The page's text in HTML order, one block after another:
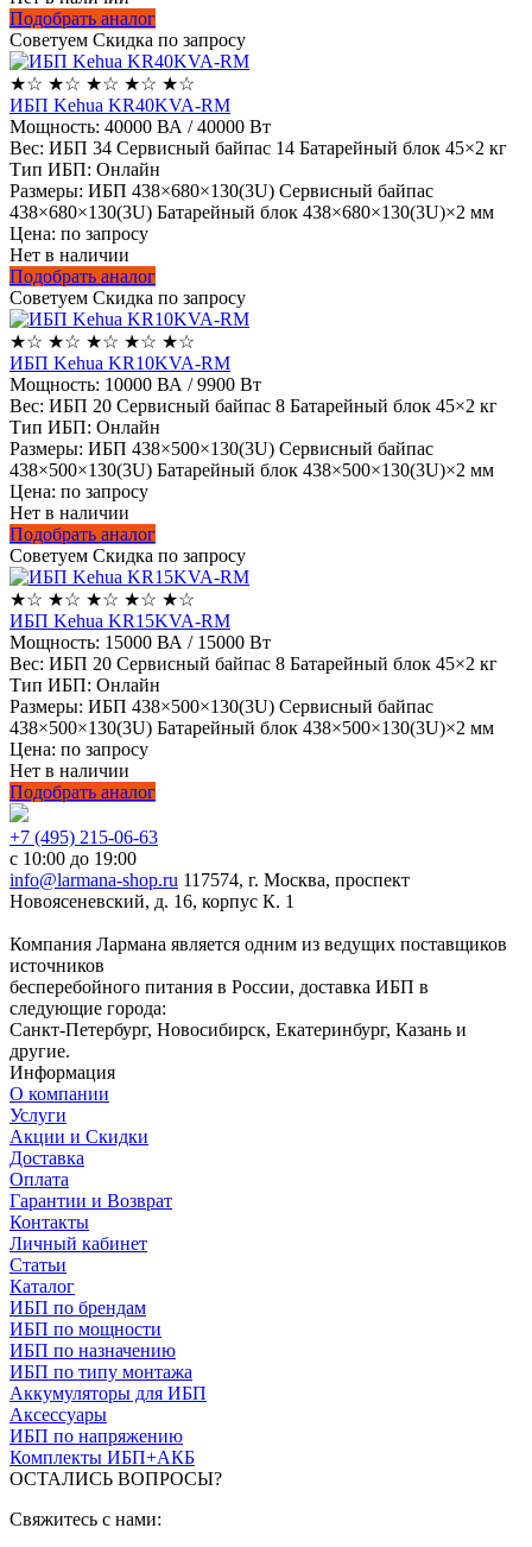
Подобрать аналог
Советуем Скидка по запросу
★☆ ★☆ ★☆ ★☆ ★☆
ИБП Kehua KR40KVA-RM
Мощность: 40000 ВА / 40000 Вт
Вес: ИБП 34 Сервисный байпас 14 Батарейный блок 45×2 кг
Тип ИБП: Онлайн
Размеры: ИБП 438×680×130(3U) Сервисный байпас
438×680×130(3U) Батарейный блок 438×680×130(3U)×2 мм
Цена: по запросу
Нет в наличии
Подобрать аналог
Советуем Скидка по запросу
★☆ ★☆ ★☆ ★☆ ★☆
ИБП Kehua KR10KVA-RM
Мощность: 10000 ВА / 9900 Вт
Вес: ИБП 20 Сервисный байпас 8 Батарейный блок 45×2 кг
Тип ИБП: Онлайн
Размеры: ИБП 438×500×130(3U) Сервисный байпас
438×500×130(3U) Батарейный блок 438×500×130(3U)×2 мм
Цена: по запросу
Нет в наличии
Подобрать аналог
Советуем Скидка по запросу
★☆ ★☆ ★☆ ★☆ ★☆
ИБП Kehua KR15KVA-RM
Мощность: 15000 ВА / 15000 Вт
Вес: ИБП 20 Сервисный байпас 8 Батарейный блок 45×2 кг
Тип ИБП: Онлайн
Размеры: ИБП 438×500×130(3U) Сервисный байпас
438×500×130(3U) Батарейный блок 438×500×130(3U)×2 мм
Цена: по запросу
Нет в наличии
Подобрать аналог
+7 (495) 215-06-63
с 10:00 до 19:00
info@larmana-shop.ru 117574, г. Москва, проспект
Новоясеневский, д. 16, корпус К. 1
Компания Лармана является одним из ведущих поставщиков
источников
бесперебойного питания в России, доставка ИБП в
следующие города:
Санкт-Петербург, Новосибирск, Екатеринбург, Казань и
другие.
Информация
О компании
Услуги
Акции и Скидки
Доставка
Оплата
Гарантии и Возврат
Контакты
Личный кабинет
Статьи
Каталог
ИБП по брендам
ИБП по мощности
ИБП по назначению
ИБП по типу монтажа
Аккумуляторы для ИБП
Аксессуары
ИБП по напряжению
Комплекты ИБП+АКБ
ОСТАЛИСЬ ВОПРОСЫ?
Свяжитесь с нами: